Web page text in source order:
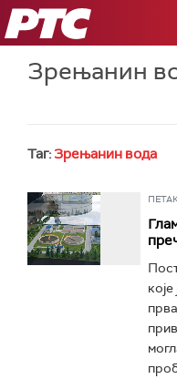
РТС
Зрењанин
Таг: Зрењанин вода